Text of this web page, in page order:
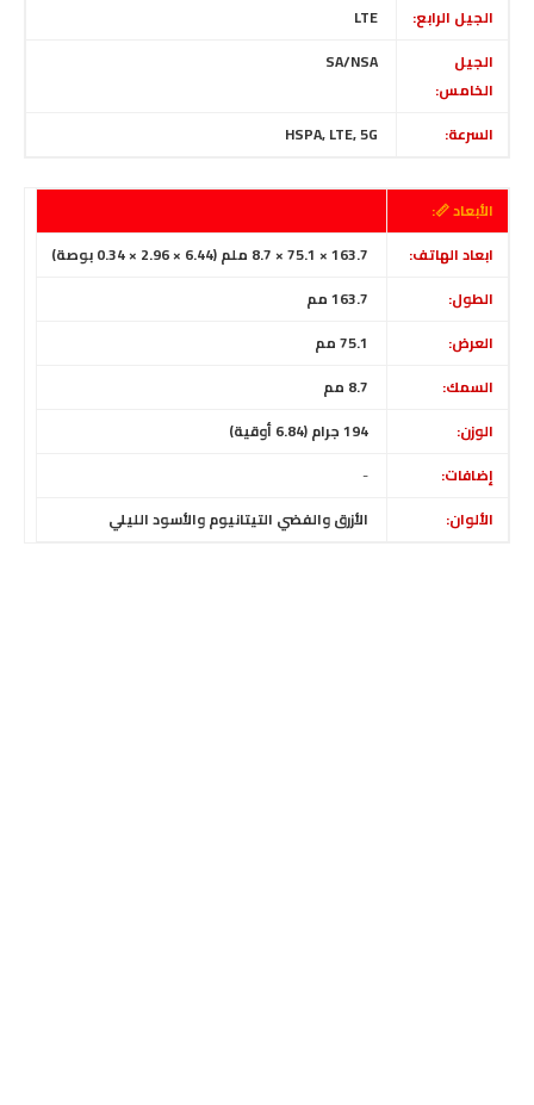
الجيل الرابع:
LTE
الجيل
الخامس:
السرعة: HSPA, LTE, 5G
الأبعاد 📏:
ابعاد الهاتف:
163.7 × 75.1 × 8.7 ملم (6.44 × 2.96 × 0.34 بوصة)
الطول:
العرض:
75.1 مم
السمك:
8.7 مم
الوزن:
194 جرام (6.84 أوقية)
إضافات:
-
الألوان:
الأزرق والفضي التيتانيوم والأسود الليلي